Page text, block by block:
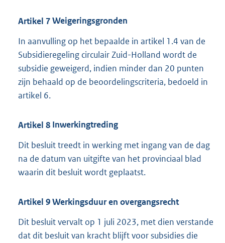
Artikel 7Weigeringsgronden
In aanvulling op het bepaalde in artikel 1.4 van de
Subsidieregeling circulair Zuid-Holland wordt de
subsidie geweigerd, indien minder dan 20 punten
zijn behaald op de beoordelingscriteria, bedoeld in
artikel 6.
Artikel 8 Inwerkingtreding
Dit besluit treedt in werking met ingang van de dag
na de datum van uitgifte van het provinciaal blad
waarin dit besluit wordt geplaatst.
Artikel 9Werkingsduur en overgangsrecht
Dit besluit vervalt op 1 juli 2023, met dien verstande
dat dit besluit van kracht blijft voor subsidies die